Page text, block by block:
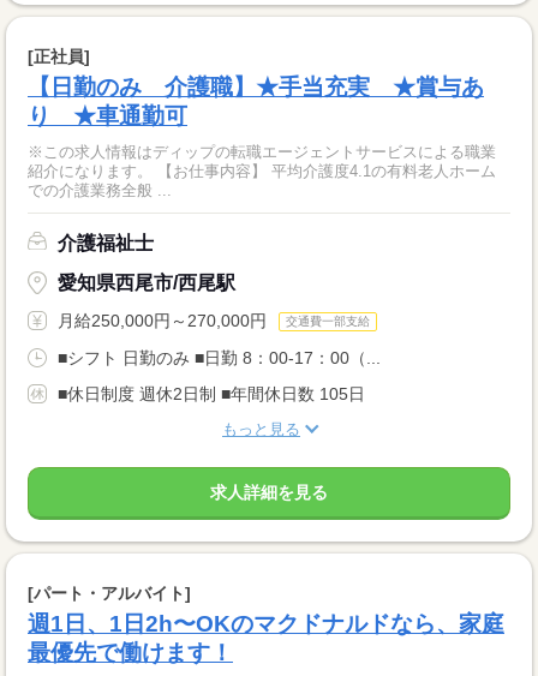
[正社員]
【日勤のみ 介護職】★手当充実 ★賞与あ
り ★車通勤可
※この求人情報はディップの転職エージェントサービスによる職業
紹介になります。 【お仕事内容】 平均介護度4.1の有料老人ホーム
での介護業務全般 ...
介護福祉士
愛知県西尾市/西尾駅
月給250,000円～270,000円 交通費一部支給
■シフト 日勤のみ ■日勤 8：00-17：00（...
■休日制度 週休2日制 ■年間休日数 105日
もっと見る
求人詳細を見る
[パート・アルバイト]
週1日、1日2h〜OKのマクドナルドなら、家庭
最優先で働けます！